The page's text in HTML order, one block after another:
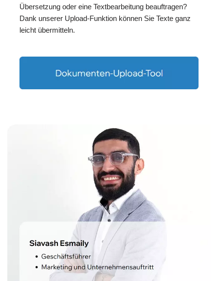
Übersetzung oder eine Textbearbeitung beauftragen?
Dank unserer Upload-Funktion können Sie Texte ganz
leicht übermitteln.